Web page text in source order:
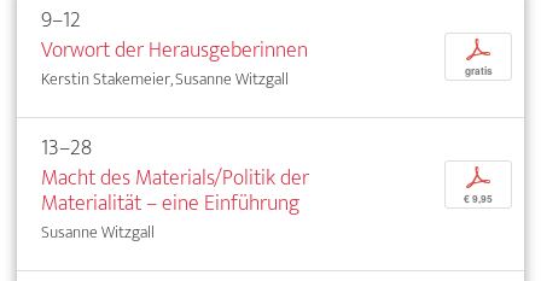
9–12
Vorwort der Herausgeberinnen
Kerstin Stakemeier, Susanne Witzgall
p
gratis
13–28
Macht des Materials/Politik der
Materialität – eine Einführung
Susanne Witzgall
p
€ 9,95